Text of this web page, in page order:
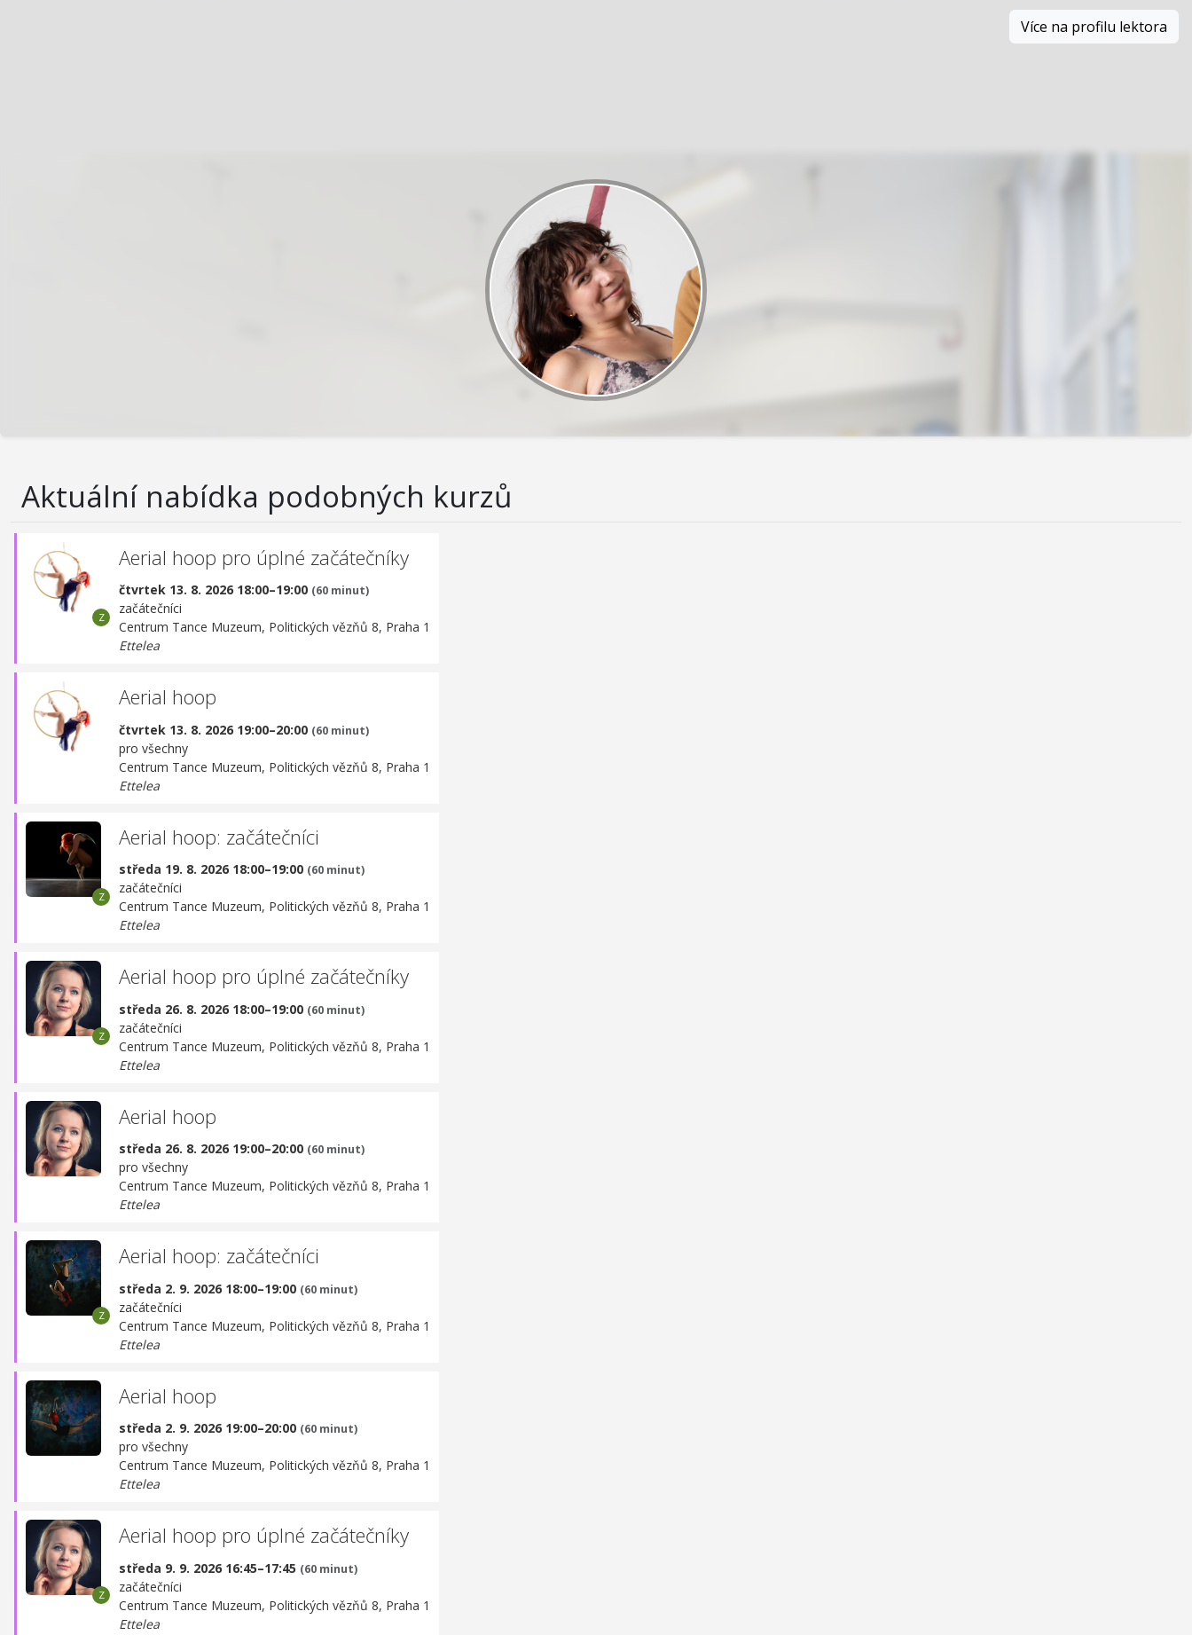
Více na profilu lektora
Aktuální nabídka podobných kurzů
Aerial hoop pro úplné začátečníky
čtvrtek 13. 8. 2026 18:00–19:00 (60 minut)
začátečníci
Centrum Tance Muzeum, Politických vězňů 8, Praha 1
Ettelea
Aerial hoop
čtvrtek 13. 8. 2026 19:00–20:00 (60 minut)
pro všechny
Centrum Tance Muzeum, Politických vězňů 8, Praha 1
Ettelea
Aerial hoop: začátečníci
středa 19. 8. 2026 18:00–19:00 (60 minut)
začátečníci
Centrum Tance Muzeum, Politických vězňů 8, Praha 1
Ettelea
Aerial hoop pro úplné začátečníky
středa 26. 8. 2026 18:00–19:00 (60 minut)
začátečníci
Centrum Tance Muzeum, Politických vězňů 8, Praha 1
Ettelea
Aerial hoop
středa 26. 8. 2026 19:00–20:00 (60 minut)
pro všechny
Centrum Tance Muzeum, Politických vězňů 8, Praha 1
Ettelea
Aerial hoop: začátečníci
středa 2. 9. 2026 18:00–19:00 (60 minut)
začátečníci
Centrum Tance Muzeum, Politických vězňů 8, Praha 1
Ettelea
Aerial hoop
středa 2. 9. 2026 19:00–20:00 (60 minut)
pro všechny
Centrum Tance Muzeum, Politických vězňů 8, Praha 1
Ettelea
Aerial hoop pro úplné začátečníky
středa 9. 9. 2026 16:45–17:45 (60 minut)
začátečníci
Centrum Tance Muzeum, Politických vězňů 8, Praha 1
Ettelea